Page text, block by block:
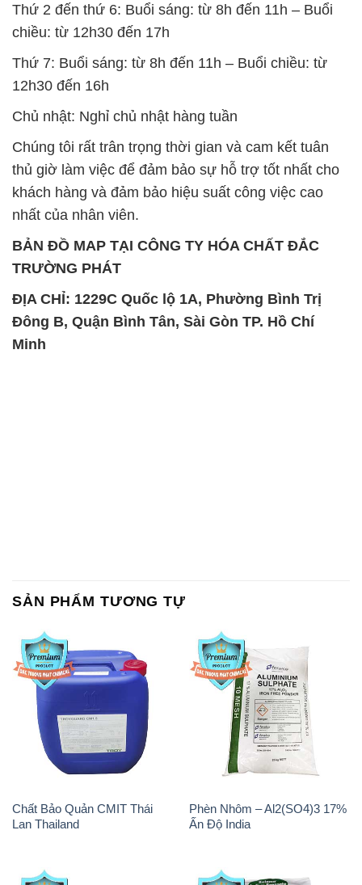
Thứ 2 đến thứ 6: Buổi sáng: từ 8h đến 11h – Buổi
chiều: từ 12h30 đến 17h
Thứ 7: Buổi sáng: từ 8h đến 11h – Buổi chiều: từ
12h30 đến 16h
Chủ nhật: Nghỉ chủ nhật hàng tuần
Chúng tôi rất trân trọng thời gian và cam kết tuân
thủ giờ làm việc để đảm bảo sự hỗ trợ tốt nhất cho
khách hàng và đảm bảo hiệu suất công việc cao
nhất của nhân viên.
BẢN ĐỒ MAP TẠI CÔNG TY HÓA CHẤT ĐẮC
TRƯỜNG PHÁT
ĐỊA CHỈ: 1229C Quốc lộ 1A, Phường Bình Trị
Đông B, Quận Bình Tân, Sài Gòn TP. Hồ Chí
Minh
SẢN PHẨM TƯƠNG TỰ
Chất Bảo Quản CMIT Thái
Lan Thailand
Phèn Nhôm – Al2(SO4)3 17%
Ấn Độ India